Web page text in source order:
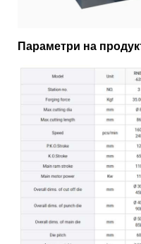
Параметри на